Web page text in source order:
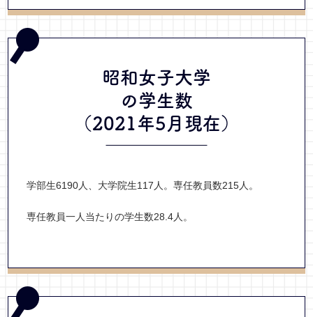
昭和女子大学
の学生数
（2021年5月現在）
学部生6190人、大学院生117人。専任教員数215人。
専任教員一人当たりの学生数28.4人。